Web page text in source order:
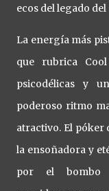
ecos del legado
La energía más
que rubrica
psicodélicas y
poderoso ritmo
atractivo. El póker
la ensoñadora y
por el bombo